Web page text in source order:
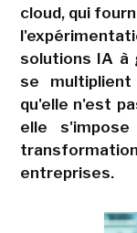
cloud, qui
solutions IA à
se
qu'elle n'est
elle
entreprises.